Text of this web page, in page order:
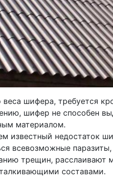
веса шифера, требуется
шифер не способен
материалом.
известный недостаток
всевозможные
трещин,
составами.